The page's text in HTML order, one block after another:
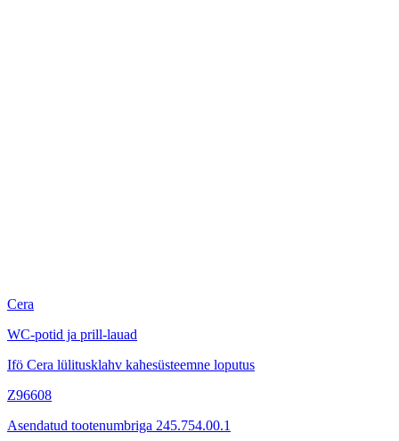
Cera
WC-potid ja prill-lauad
Ifö Cera lülitusklahv kahesüsteemne loputus
Z96608
Asendatud tootenumbriga 245.754.00.1